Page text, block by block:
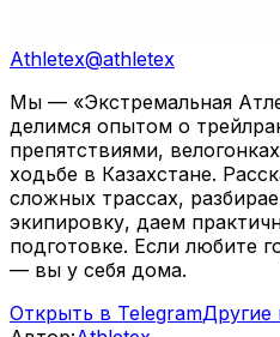
Athletex@athletex
Мы — «Экстремальная
делимся опытом о
препятствиями,
ходьбе в Казахстане.
сложных трассах,
экипировку, даем
подготовке. Если любите
— вы у себя дома.
Открыть в TelegramДругие